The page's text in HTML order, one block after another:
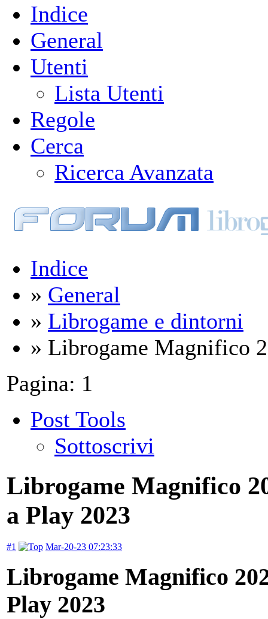
Indice
General
Utenti
Lista Utenti
Regole
Cerca
Ricerca Avanzata
Indice
» General
» Librogame e dintorni
» Librogame Magnifico
Pagina: 1
Post Tools
Sottoscrivi
Librogame Magnifico
a Play 2023
#1 Mar-20-23 07:23:33
Librogame Magnifico
Play 2023